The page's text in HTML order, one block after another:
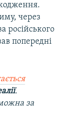
через
російського
попередні
.
за